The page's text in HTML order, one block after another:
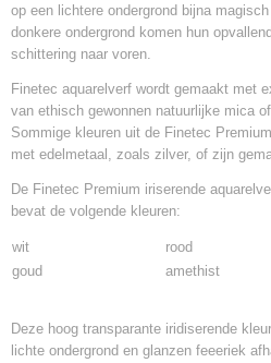
op een lichtere ondergrond bijna
donkere ondergrond komen hun
schittering naar voren.
Finetec aquarelverf wordt gemaakt met
van ethisch gewonnen natuurlijke mica
Sommige kleuren uit de Finetec
met edelmetaal, zoals zilver, of zijn
De Finetec Premium iriserende
bevat de volgende kleuren:
wit rood
goud
amethist
Deze hoog transparante iridiserende
lichte ondergrond en glanzen feeeriek